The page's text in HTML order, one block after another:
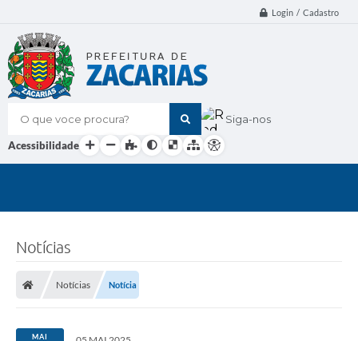
Login / Cadastro
O que voce procura? Siga-nos
Acessibilidade
Notícias
Notícias Notícia
MAI